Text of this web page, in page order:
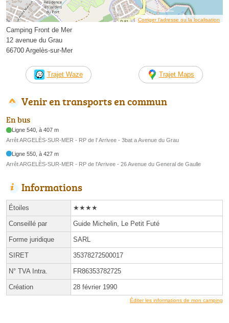
Corriger l’adresse ou la localisation
Camping Front de Mer
12 avenue du Grau
66700 Argelès-sur-Mer
Trajet Waze Trajet Maps
Venir en transports en commun
En bus
Ligne 540, à 407 m
Arrêt ARGELÈS-SUR-MER - RP de l' Arrivee - 3bat a Avenue du Grau
Ligne 550, à 427 m
Arrêt ARGELÈS-SUR-MER - RP de l'Arrivee - 26 Avenue du General de Gaulle
Informations
Étoiles ★★★★
Conseillé par Guide Michelin, Le Petit Futé
Forme juridique SARL
SIRET 35378272500017
N° TVA Intra. FR86353782725
Création 28 février 1990
Éditer les informations de mon camping